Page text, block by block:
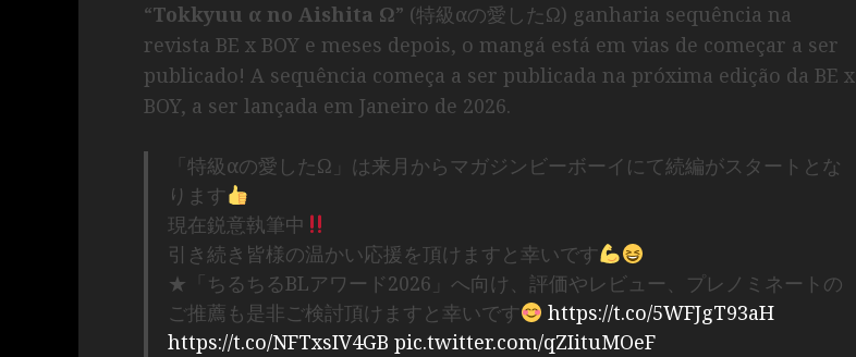
“Tokkyuu α no Aishita Ω” (特級αの愛したΩ) ganharia sequência na
revista BE x BOY e meses depois, o mangá está em vias de começar a ser
publicado! A sequência começa a ser publicada na próxima edição da BE x
BOY, a ser lançada em Janeiro de 2026.
「特級αの愛したΩ」は来月からマガジンビーボーイにて続編がスタートとな
ります
現在鋭意執筆中
引き続き皆様の温かい応援を頂けますと幸いです
★「ちるちるBLアワード2026」へ向け、評価やレビュー、プレノミネートの
ご推薦も是非ご検討頂けますと幸いです
https://t.co/5WFJgT93aH
https://t.co/NFTxsIV4GB pic.twitter.com/qZIituMOeF